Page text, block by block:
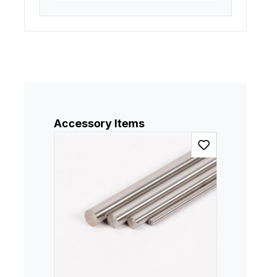
Produktgalerie überspringen
Accessory Items